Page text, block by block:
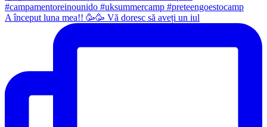
A început luna mea!! 🥳🥳 Vă doresc să aveți un iul